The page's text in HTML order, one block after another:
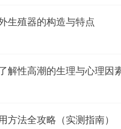
生殖器的构造与特点
解性高潮的生理与心理因
法全攻略（实测指南）